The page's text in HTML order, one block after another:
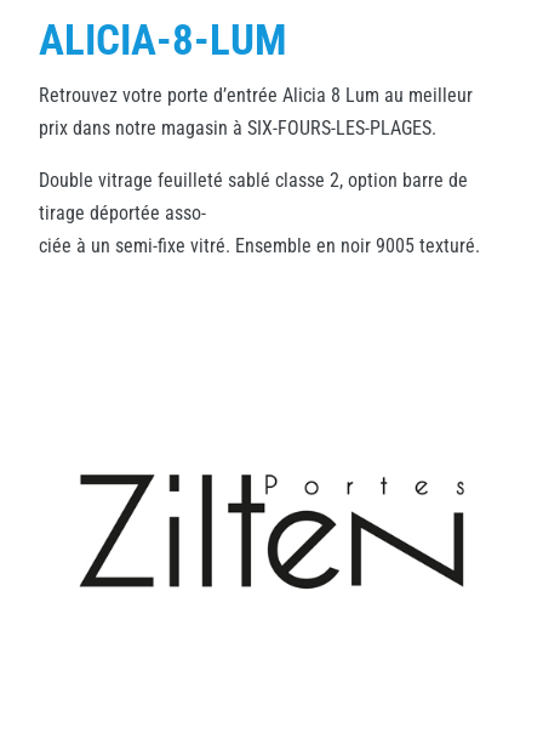
ALICIA-8-LUM
Retrouvez votre porte d’entrée Alicia 8 Lum au meilleur
prix dans notre magasin à SIX-FOURS-LES-PLAGES.
Double vitrage feuilleté sablé classe 2, option barre de
tirage déportée asso-
ciée à un semi-fixe vitré. Ensemble en noir 9005 texturé.